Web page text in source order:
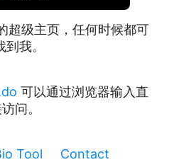
超级主页，任何时候都可
到我。
可以通过浏览器输入直
问。
Tool Contact